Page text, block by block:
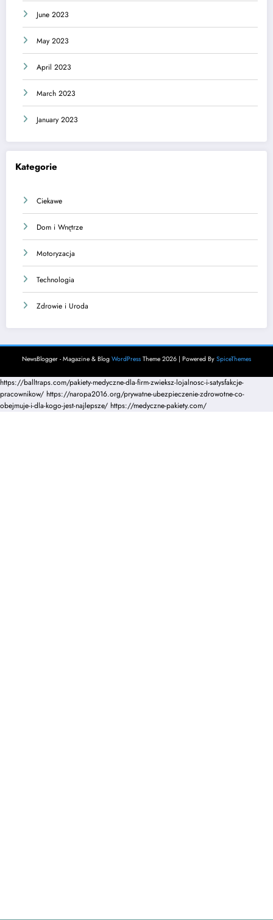
June 2023
May 2023
April 2023
March 2023
January 2023
Kategorie
Ciekawe
Dom i Wnętrze
Motoryzacja
Technologia
Zdrowie i Uroda
NewsBlogger - Magazine & Blog WordPress Theme 2026 | Powered By SpiceThemes
https://balltraps.com/pakiety-medyczne-dla-firm-zwieksz-lojalnosc-i-satysfakcje-
pracownikow/ https://naropa2016.org/prywatne-ubezpieczenie-zdrowotne-co-
obejmuje-i-dla-kogo-jest-najlepsze/ https://medyczne-pakiety.com/